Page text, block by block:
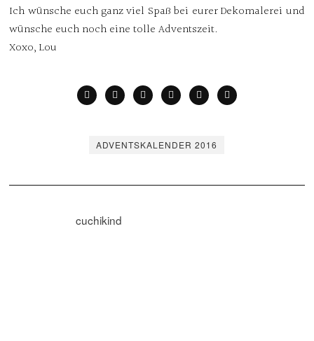
Ich wünsche euch ganz viel Spaß bei eurer Dekomalerei und
wünsche euch noch eine tolle Adventszeit.
Xoxo, Lou
ADVENTSKALENDER 2016
cuchikind